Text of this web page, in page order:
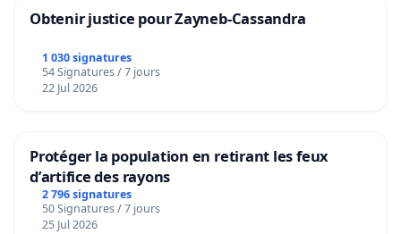
Obtenir justice pour Zayneb-Cassandra
1 030 signatures
54 Signatures / 7 jours
22 Jul 2026
Protéger la population en retirant les feux
d’artifice des rayons
2 796 signatures
50 Signatures / 7 jours
25 Jul 2026